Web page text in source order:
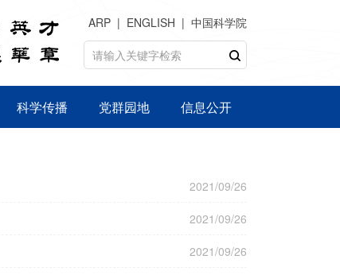
ARP ENGLISH 中国科学院
科学传播 党群园地 信息公开
2021/09/26
2021/09/26
2021/09/26